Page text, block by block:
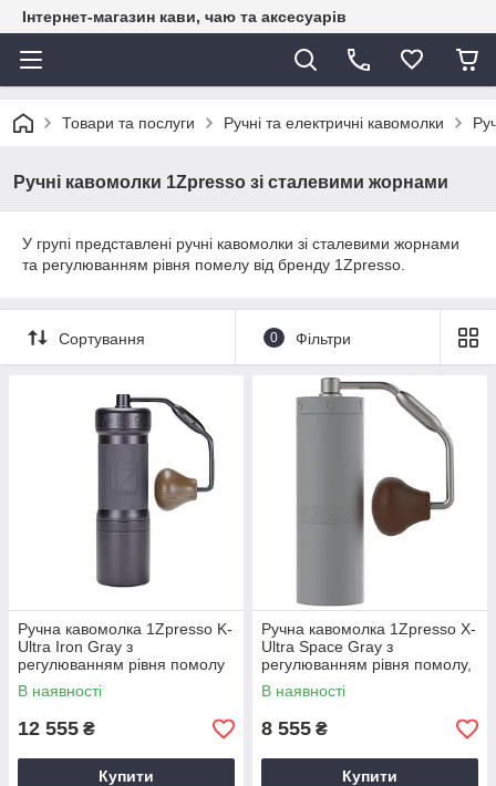
Інтернет-магазин кави, чаю та аксесуарів
Товари та послуги Ручні та електричні кавомолки
Ручні кавомолки 1Zpresso зі сталевими жорнами
У групі представлені ручні кавомолки зі сталевими жорнами
та регулюванням рівня помелу від бренду 1Zpresso.
Сортування 0 Фільтри
Ручна кавомолка 1Zpresso K-
Ultra Iron Gray з
регулюванням рівня помолу
з конічними сталевими
жорнами алюмінієва
В наявності
12 555 ₴
Купити
Ручна кавомолка 1Zpresso X-
Ultra Space Gray з
регулюванням рівня помолу,
з металічними конічними
жорнами
В наявності
8 555 ₴
Купити